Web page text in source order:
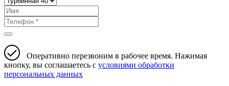
Оперативно перезвоним в рабочее время. Нажимая
кнопку, вы соглашаетесь с условиями обработки
персональных данных